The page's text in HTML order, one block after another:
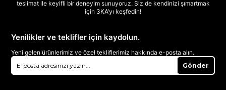
teslimat ile keyifli bir deneyim sunuyoruz. Siz de kendinizi şımartmak
için 3KA’yı keşfedin!
Yenilikler ve teklifler için kaydolun.
Yeni gelen ürünlerimiz ve özel tekliflerimiz hakkında e-posta alın.
Gönder